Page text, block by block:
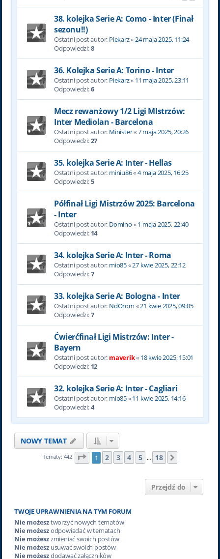
38. kolejka Serie A: Como - Inter (Finał
sezonu!!)
Ostatni post autor: Piekarz«24 maja 2025, 11:24
Odpowiedzi:8
36. Kolejka Serie A: Torino - Inter
Ostatni post autor: Piekarz« 11 maja 2025, 23:11
Odpowiedzi:6
Mecz rewanżowy 1/2 Ligi MIstrzów:
Inter Mediolan - Barcelona
Ostatni post autor: Minister«7 maja 2025, 20:26
Odpowiedzi:27
35. kolejka Serie A: Inter - Hellas
Ostatni post autor: miniu86«4 maja 2025, 16:25
Odpowiedzi:5
Półfinał Ligi Mistrzów 2025: Barcelona
- Inter
Ostatni post autor: Domino «1 maja 2025, 22:40
Odpowiedzi: 14
34. kolejka Serie A: Inter - Roma
Ostatni post autor: mio85«27 kwie 2025, 22:12
Odpowiedzi:7
33. kolejka Serie A: Bologna - Inter
Ostatni post autor: NdOrom «21 kwie 2025, 09:05
Odpowiedzi:7
Ćwierćfinał Ligi Mistrzów: Inter -
Bayern
Ostatni post autor: maverik« 18 kwie 2025, 15:01
Odpowiedzi: 12
32. kolejka Serie A: Inter - Cagliari
Ostatni post autor: mio85«11 kwie 2025, 14:16
Odpowiedzi:4
NOWY TEMAT
Tematy: 442 Strona z 18
1 2 3 4 5 … 18
Przejdź do
TWOJE UPRAWNIENIA NA TYM FORUM
Nie możesztworzyć nowych tematów
Nie możeszodpowiadać w tematach
Nie możeszzmieniać swoich postów
Nie możeszusuwać swoich postów
Nie możeszdodawać załączników